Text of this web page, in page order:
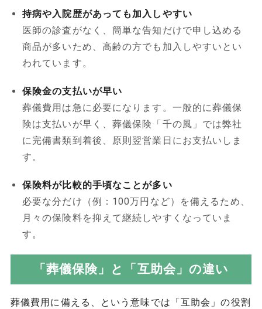
持病や入院歴があっても加入しやすい
医師の診査がなく、簡単な告知だけで申し込める
商品が多いため、高齢の方でも加入しやすいとい
われています。
保険金の支払いが早い
葬儀費用は急に必要になります。一般的に葬儀保
険は支払いが早く、葬儀保険「千の風」では弊社
に完備書類到着後、原則翌営業日にお支払いしま
す。
保険料が比較的手頃なことが多い
必要な分だけ（例：100万円など）を備えるため、
月々の保険料を抑えて継続しやすくなっていま
す。
「葬儀保険」と「互助会」の違い
葬儀費用に備える、という意味では「互助会」の役割